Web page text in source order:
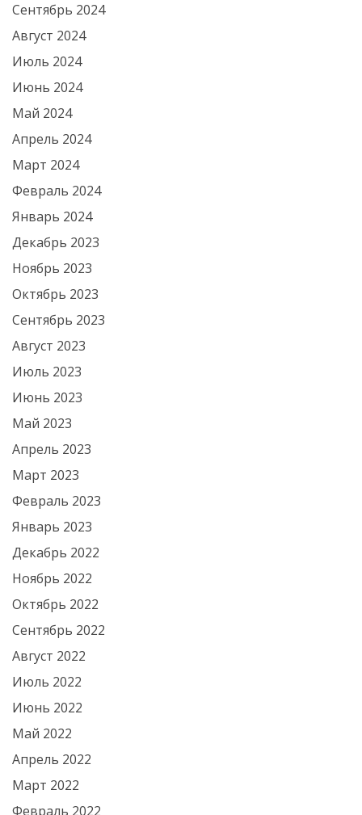
Сентябрь 2024
Август 2024
Июль 2024
Июнь 2024
Май 2024
Апрель 2024
Март 2024
Февраль 2024
Январь 2024
Декабрь 2023
Ноябрь 2023
Октябрь 2023
Сентябрь 2023
Август 2023
Июль 2023
Июнь 2023
Май 2023
Апрель 2023
Март 2023
Февраль 2023
Январь 2023
Декабрь 2022
Ноябрь 2022
Октябрь 2022
Сентябрь 2022
Август 2022
Июль 2022
Июнь 2022
Май 2022
Апрель 2022
Март 2022
Февраль 2022